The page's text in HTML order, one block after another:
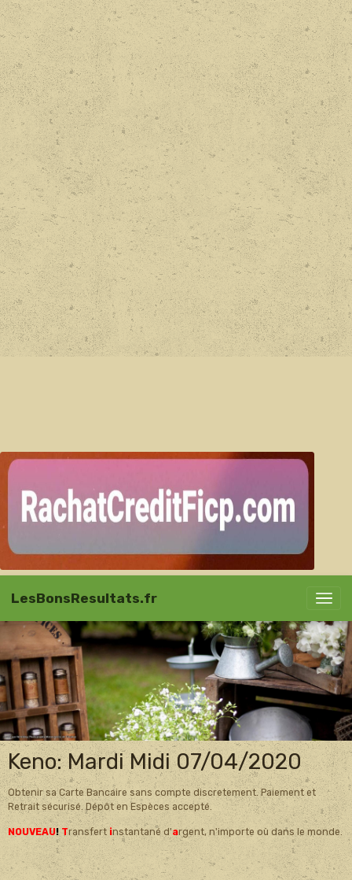
LesBonsResultats.fr
Keno: Mardi Midi 07/04/2020
Obtenir sa Carte Bancaire sans compte discretement. Paiement et
Retrait sécurisé. Dépôt en Espèces accepté.
NOUVEAU! Transfert instantané d'argent, n'importe où dans le monde.